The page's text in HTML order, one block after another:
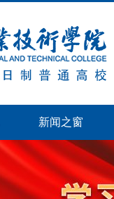
新闻之窗